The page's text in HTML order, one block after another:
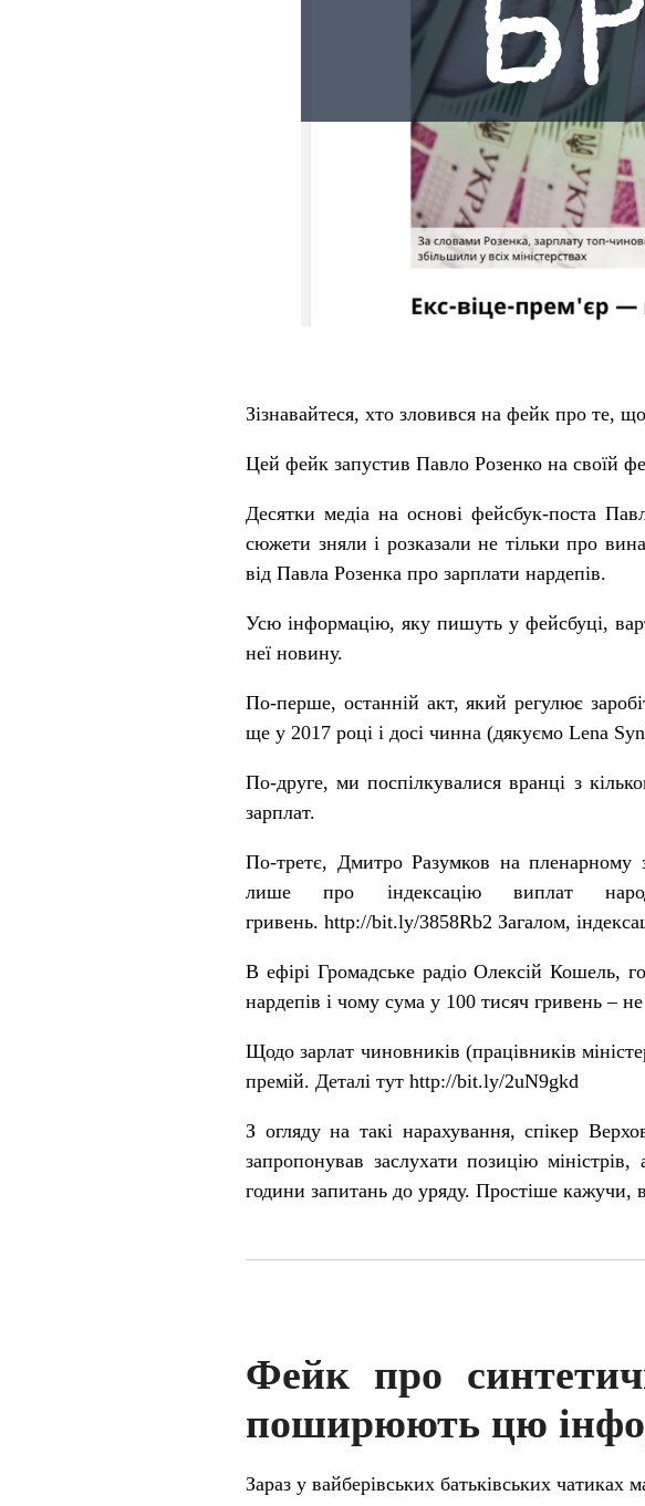
Зізнавайтеся, хто зловився на фейк про те,
Цей фейк запустив Павло Розенко на своїй
Десятки медіа на основі фейсбук-поста
сюжети зняли і розказали не тільки про
від Павла Розенка про зарплати нардепів.
Усю інформацію, яку пишуть у фейсбуці,
неї новину.
По-перше, останній акт, який регулює
ще у 2017 році і досі чинна (дякуємо Lena
По-друге, ми поспілкувалися вранці з
зарплат.
По-третє, Дмитро Разумков на пленарному
лише про індексацію виплат
гривень. http://bit.ly/3858Rb2 Загалом,
В ефірі Громадське радіоОлексій Кошель,
нардепів і чому сума у 100 тисяч гривень – не
Щодо зарлат чиновників (працівників
премій. Деталі тут http://bit.ly/2uN9gkd
З огляду на такі нарахування, спікер
запропонував заслухати позицію
години запитань до уряду. Простіше кажучи,
Фейк про
поширюють цю
Зараз у вайберівських батьківських